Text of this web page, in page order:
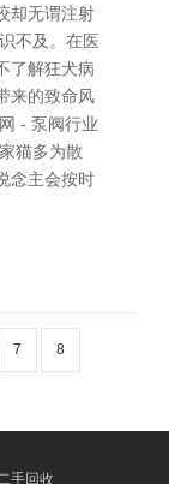
却无谓注射
不及。在医
了解狂犬病
来的致命风
- 泵阀行业
猫多为散
念主会按时
7 8
手回收